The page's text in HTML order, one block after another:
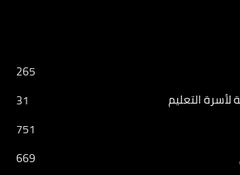
265
لأسرة التعليم
31
751
669